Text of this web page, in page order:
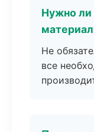
Нужно ли
Не
все